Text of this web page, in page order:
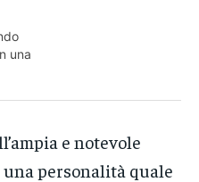
una
e notevole
personalità quale